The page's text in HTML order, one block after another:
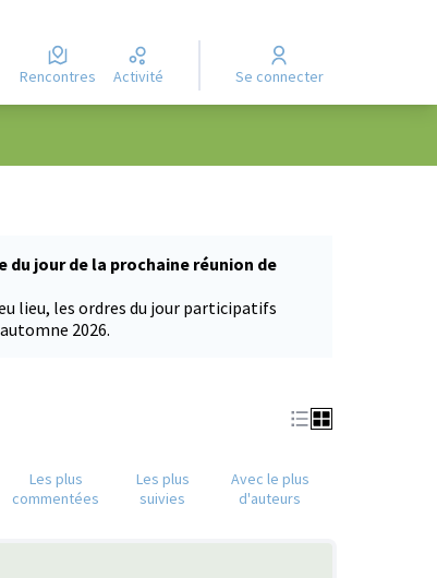
Rencontres Activité Se connecter
jour de la prochaine réunion de
lieu, les ordres du jour participatifs
2026.
Les plus
commentées
Les plus
suivies
Avec le plus
d'auteurs